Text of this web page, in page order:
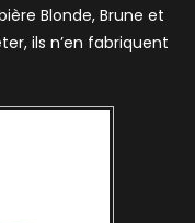
Blonde, Brune et
ils n’en fabriquent